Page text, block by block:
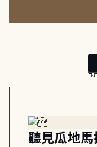
聽見瓜地馬